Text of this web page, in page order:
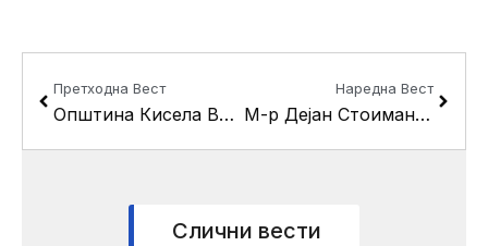
Претходна Вест
Општина Кисела Вода потпиша Меморандум за соработка со Коалиција на младински организации “СЕГА”
Наредна Вест
М-р Дејан Стоимановски е нов претседател на Општинскиот сојуз за училишен спорт на општина Кисела Вода
Слични вести